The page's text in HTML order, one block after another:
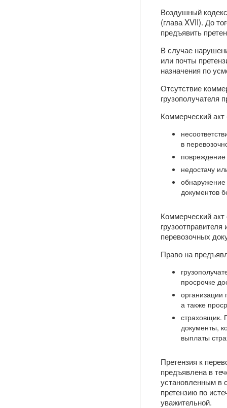
Воздушный
(глава XVII). До
предъявить
В случае
или почты
назначения по
Отсутствие
грузополучателя
Коммерческий
в
повреждение
недостачу
обнаружение
документов
Коммерческий
перевозочных
Право на
просрочке
организации
а также
страховщик.
документы,
выплаты
Претензия к
предъявлена в
установленным в
претензию по
уважительной.